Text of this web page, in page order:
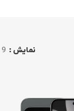
نمایش 9